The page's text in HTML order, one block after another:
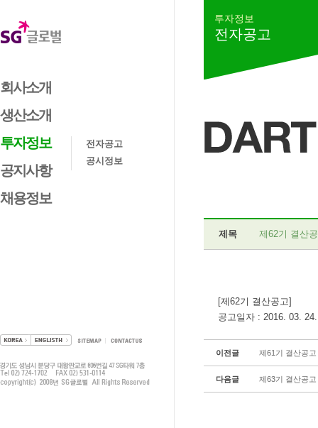
회사소개
생산소개
투자정보
공지사항
채용정보
전자공고
공시정보
투자정보
전자공고
제목 제62기 결산
[제62기 결산공고]
공고일자 : 2016. 03. 24.
이전글 제61기 결산공고
다음글 제63기 결산공고